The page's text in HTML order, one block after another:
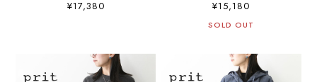
イージーパンツ・パジャマ
ト・ワイドパンツ・LADY'S
[2026SS]
¥17,380
[P72600] イージーパンツ・
リラックスパンツ・ゆった
ンツ・ストライプ柄・
LADY'S [2026SS]
¥15,180
SOLD OUT